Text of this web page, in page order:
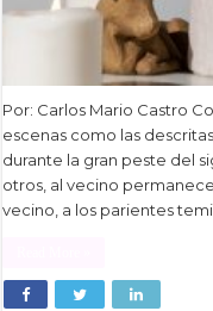
Por: Carlos Mario Castro
escenas como las
durante la gran peste del
otros, al vecino
vecino, a los parientes